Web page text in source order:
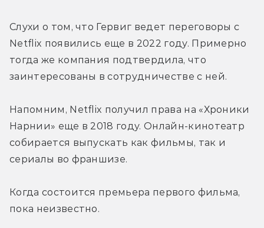
Слухи о том, что Гервиг ведет переговоры с
Netflix появились еще в 2022 году. Примерно
тогда же компания подтвердила, что
заинтересованы в сотрудничестве с ней.
Напомним, Netflix получил права на «Хроники
Нарнии» еще в 2018 году. Онлайн-кинотеатр
собирается выпускать как фильмы, так и
сериалы во франшизе.
Когда состоится премьера первого фильма,
пока неизвестно.